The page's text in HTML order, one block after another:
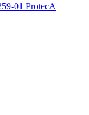
01 ProtecA